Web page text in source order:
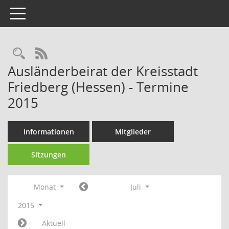
Toggle navigation
Rechercheauswahl
RSS-Feed
Ausländerbeirat der Kreisstadt
Friedberg (Hessen) - Termine
2015
Informationen Mitglieder
Sitzungen
Monat
Juli
2015
Aktuell